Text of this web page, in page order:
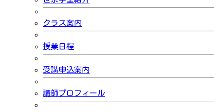
クラス案内
授業日程
受講申込案内
講師プロフィール